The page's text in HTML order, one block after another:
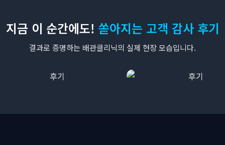
지금 이 순간에도! 쏟아지는 고객 감사 후기
결과로 증명하는 배관클리닉의 실제 현장 모습입니다.